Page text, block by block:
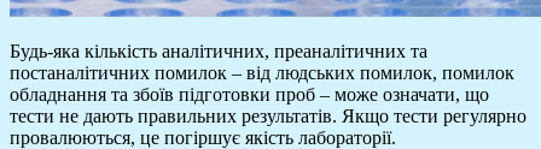
Будь-яка кількість аналітичних, преаналітичних та
постаналітичних помилок – від людських помилок, помилок
обладнання та збоїв підготовки проб – може означати, що
тести не дають правильних результатів. Якщо тести регулярно
провалюються, це погіршує якість лабораторії.